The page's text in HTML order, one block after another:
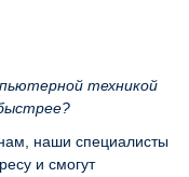
техникой
наши специалисты
и смогут